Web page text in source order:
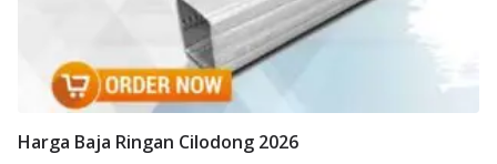
Harga Baja Ringan Cilodong 2026